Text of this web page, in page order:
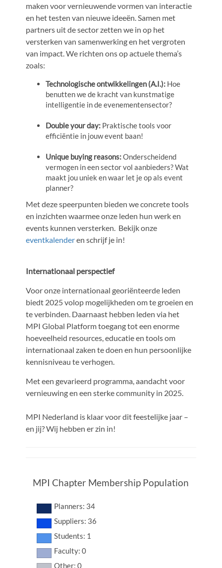
maken voor vernieuwende vormen van interactie
en het testen van nieuwe ideeën. Samen met
partners uit de sector zetten we in op het
versterken van samenwerking en het vergroten
van impact. We richten ons op actuele thema’s
zoals:
Technologische ontwikkelingen (A.I.): Hoe
benutten we de kracht van kunstmatige
intelligentie in de evenementensector?
Double your day: Praktische tools voor
efficiëntie in jouw event baan!
Unique buying reasons:Onderscheidend
vermogen in een sector vol aanbieders? Wat
maakt jou uniek en waar let je op als event
planner?
Met deze speerpunten bieden we concrete tools
en inzichten waarmee onze leden hun werk en
events kunnen versterken. Bekijk onze
eventkalenderen schrijf je in!
Internationaal perspectief
Voor onze internationaal georiënteerde leden
biedt 2025 volop mogelijkheden om te groeien en
te verbinden. Daarnaast hebben leden via het
MPI Global Platform toegang tot een enorme
hoeveelheid resources, educatie en tools om
internationaal zaken te doen en hun persoonlijke
kennisniveau te verhogen.
Met een gevarieerd programma, aandacht voor
vernieuwing en een sterke community in 2025.
MPI Nederland is klaar voor dit feestelijke jaar –
en jij? Wij hebben er zin in!
MPI Chapter Membership Population
Planners: 34
Suppliers: 36
Students: 1
Faculty: 0
Other: 0